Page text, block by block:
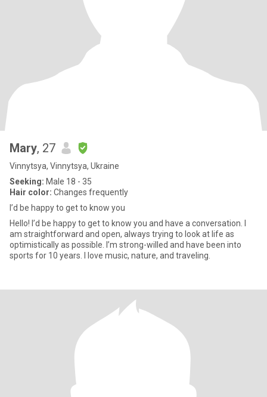
Mary, 27
Vinnytsya, Vinnytsya, Ukraine
Seeking: Male 18 - 35
Hair color: Changes frequently
I’d be happy to get to know you
Hello! I’d be happy to get to know you and have a conversation. I
am straightforward and open, always trying to look at life as
optimistically as possible. I’m strong-willed and have been into
sports for 10 years. I love music, nature, and traveling.